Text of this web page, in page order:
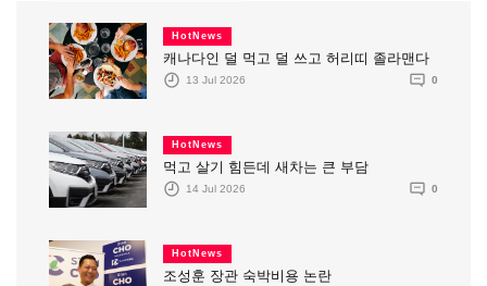
HotNews
캐나다인 덜 먹고 덜 쓰고 허리띠 졸라맨다
13 Jul 2026 0
HotNews
먹고 살기 힘든데 새차는 큰 부담
14 Jul 2026 0
HotNews
조성훈 장관 숙박비용 논란